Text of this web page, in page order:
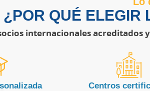
¿POR QUÉ ELEGIR
internacionales acreditados
Centros